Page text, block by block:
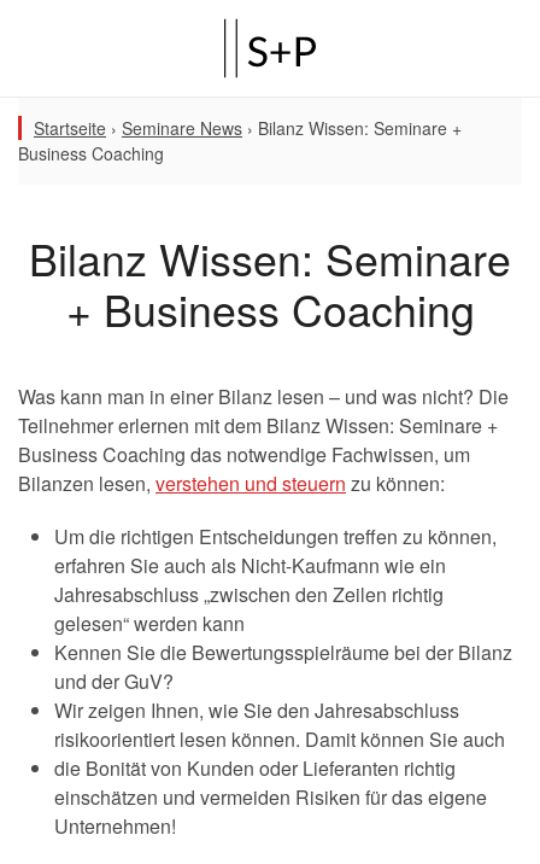
Startseite › Seminare News › Bilanz Wissen: Seminare +
Business Coaching
Bilanz Wissen: Seminare
+ Business Coaching
Was kann man in einer Bilanz lesen – und was nicht? Die
Teilnehmer erlernen mit dem Bilanz Wissen: Seminare +
Business Coaching das notwendige Fachwissen, um
Bilanzen lesen, verstehen und steuern zu können:
Um die richtigen Entscheidungen treffen zu können,
erfahren Sie auch als Nicht-Kaufmann wie ein
Jahresabschluss „zwischen den Zeilen richtig
gelesen“ werden kann
Kennen Sie die Bewertungsspielräume bei der Bilanz
und der GuV?
Wir zeigen Ihnen, wie Sie den Jahresabschluss
risikoorientiert lesen können. Damit können Sie auch
die Bonität von Kunden oder Lieferanten richtig
einschätzen und vermeiden Risiken für das eigene
Unternehmen!